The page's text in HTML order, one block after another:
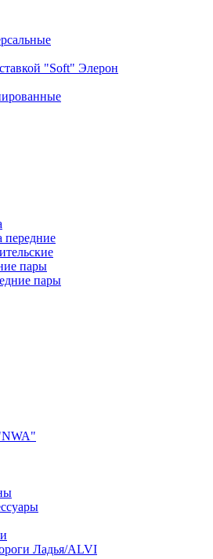
"Soft" Элерон
передние
пары
пары
Ладья/ALVI